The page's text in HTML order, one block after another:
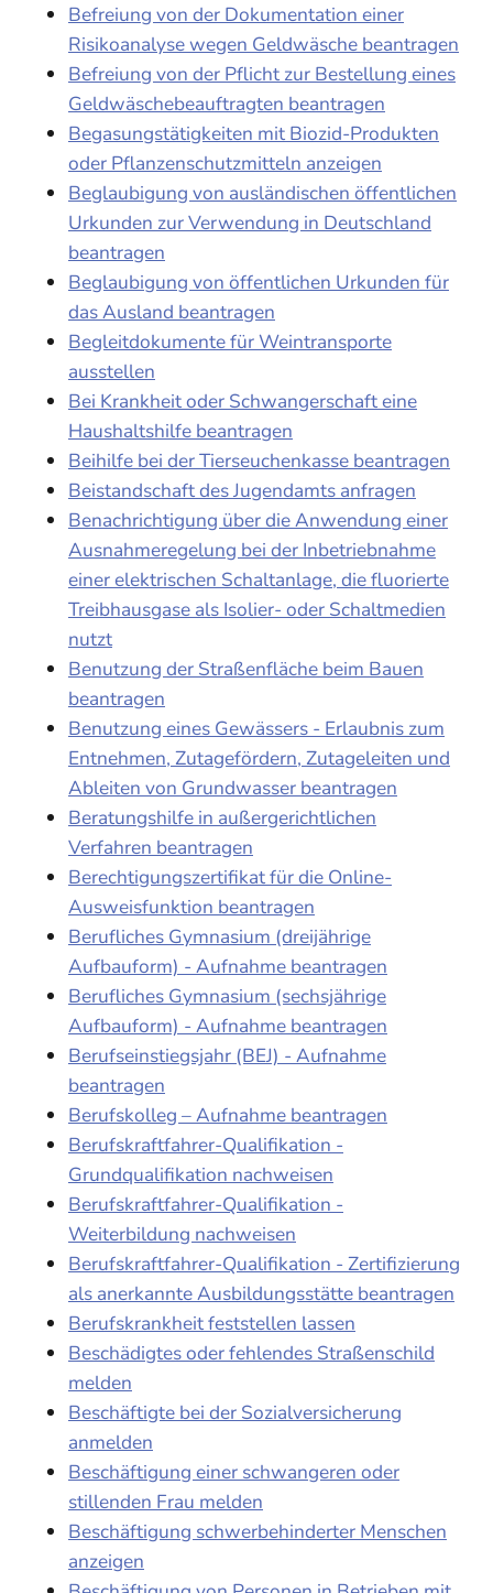
Befreiung von der Dokumentation einer
Risikoanalyse wegen Geldwäsche beantragen
Befreiung von der Pflicht zur Bestellung eines
Geldwäschebeauftragten beantragen
Begasungstätigkeiten mit Biozid-Produkten
oder Pflanzenschutzmitteln anzeigen
Beglaubigung von ausländischen öffentlichen
Urkunden zur Verwendung in Deutschland
beantragen
Beglaubigung von öffentlichen Urkunden für
das Ausland beantragen
Begleitdokumente für Weintransporte
ausstellen
Bei Krankheit oder Schwangerschaft eine
Haushaltshilfe beantragen
Beihilfe bei der Tierseuchenkasse beantragen
Beistandschaft des Jugendamts anfragen
Benachrichtigung über die Anwendung einer
Ausnahmeregelung bei der Inbetriebnahme
einer elektrischen Schaltanlage, die fluorierte
Treibhausgase als Isolier- oder Schaltmedien
nutzt
Benutzung der Straßenfläche beim Bauen
beantragen
Benutzung eines Gewässers - Erlaubnis zum
Entnehmen, Zutagefördern, Zutageleiten und
Ableiten von Grundwasser beantragen
Beratungshilfe in außergerichtlichen
Verfahren beantragen
Berechtigungszertifikat für die Online-
Ausweisfunktion beantragen
Berufliches Gymnasium (dreijährige
Aufbauform) - Aufnahme beantragen
Berufliches Gymnasium (sechsjährige
Aufbauform) - Aufnahme beantragen
Berufseinstiegsjahr (BEJ) - Aufnahme
beantragen
Berufskolleg – Aufnahme beantragen
Berufskraftfahrer-Qualifikation -
Grundqualifikation nachweisen
Berufskraftfahrer-Qualifikation -
Weiterbildung nachweisen
Berufskraftfahrer-Qualifikation - Zertifizierung
als anerkannte Ausbildungsstätte beantragen
Berufskrankheit feststellen lassen
Beschädigtes oder fehlendes Straßenschild
melden
Beschäftigte bei der Sozialversicherung
anmelden
Beschäftigung einer schwangeren oder
stillenden Frau melden
Beschäftigung schwerbehinderter Menschen
anzeigen